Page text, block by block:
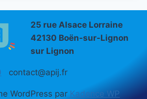
25 rue Alsace Lorraine
42130 Boën-sur-Lignon
sur Lignon
contact@apij.fr
WordPress par Kadence WP